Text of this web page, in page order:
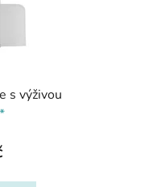
s výživou